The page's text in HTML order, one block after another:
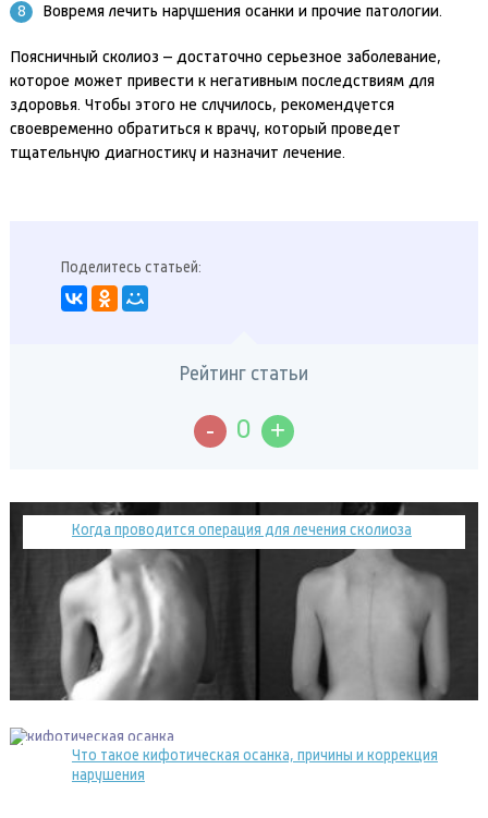
Вовремя лечить нарушения осанки и прочие патологии.
Поясничный сколиоз – достаточно серьезное заболевание,
которое может привести к негативным последствиям для
здоровья. Чтобы этого не случилось, рекомендуется
своевременно обратиться к врачу, который проведет
тщательную диагностику и назначит лечение.
Поделитесь статьей:
Рейтинг статьи
- 0 +
Когда проводится операция для лечения сколиоза
Что такое кифотическая осанка, причины и коррекция
нарушения